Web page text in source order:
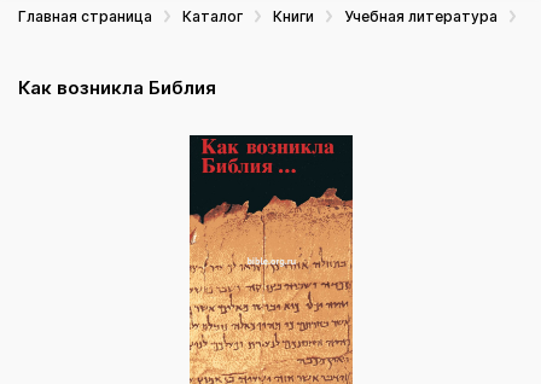
Главная страница Каталог Книги Учебная литература
Как возникла Библия